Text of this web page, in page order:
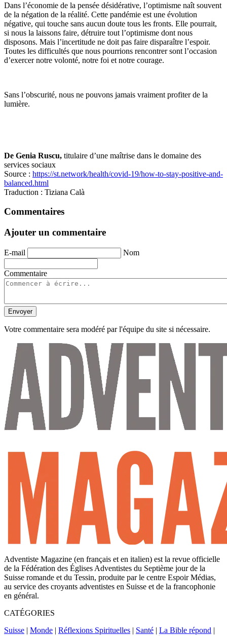
Dans l’économie de la pensée désidérative, l’optimisme naît souvent
de la négation de la réalité. Cette pandémie est une évolution
négative, qui touche sans aucun doute tous les fronts. Elle pourrait,
si nous la laissons faire, détruire tout l’optimisme dont nous
disposons. Mais l’incertitude ne doit pas faire disparaître l’espoir.
Toutes les difficultés que nous pourrions rencontrer sont l’occasion
d’exercer notre volonté, notre foi et notre courage.
Sans l’obscurité, nous ne pouvons jamais vraiment profiter de la
lumière.
De Genia Ruscu, titulaire d’une maîtrise dans le domaine des
services sociaux
Source : https://st.network/health/covid-19/how-to-stay-positive-and-
balanced.html
Traduction : Tiziana Calà
Commentaires
Ajouter un commentaire
E-mail Nom
Commentaire
Envoyer
Votre commentaire sera modéré par l'équipe du site si nécessaire.
Adventiste Magazine (en français et en italien) est la revue officielle
de la Fédération des Églises Adventistes du Septième jour de la
Suisse romande et du Tessin, produite par le centre Espoir Médias,
au service des croyants adventistes en Suisse et de la francophonie
en général.
CATÉGORIES
Suisse | Monde | Réflexions Spirituelles | Santé | La Bible répond |